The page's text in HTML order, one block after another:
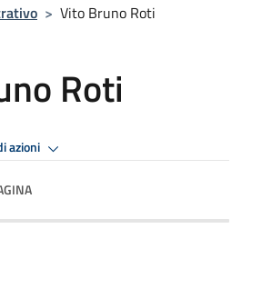
> Vito Bruno Roti
Roti
azioni